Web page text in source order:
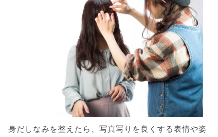
身だしなみを整えたら、写真写りを良くする表情や姿